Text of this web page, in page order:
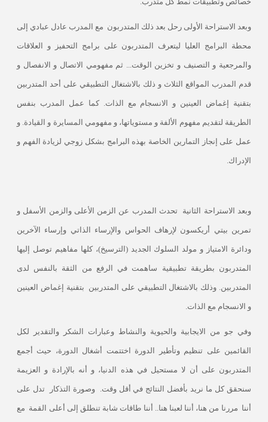
وبعد الاستراحة الأولى رحل بعد ذلك المتدربون مع المدرب عادل عبادي إلى
محطة البرامج العليا ليتعرف المتدربون على برامج التحفيز و العلاقات
والمرجعية و التصنيف و تخزين الوقت... ثم مفهومي الاتصال و الانفصال و
قدم المدرب المواقع الثلاث و ذلك بالاشتغال التطبيقي على أحد المتدربين
بتقنية إغماض العينين و الانسجام مع الذات. كما عمل المدرب بنفس
الطريقة لتقديم مفهوم الألفة و مستوياتها، و مفهومي المسايرة و القيادة. و
عمل على إنجاز التمارين الخاصة بهذه البرامج بشكل زوجي لزيادة الفهم و
الإدراك.
وبعد الاستراحة الثانية تحدث المدرب عن الزمن الأعلى والزمن الأسفل و
تمرين بيتي أريكسون لإرهاف الحواس والإرساء الذاتي وإرساء الآخرين
ودائرة الامتياز و مولد السلوك الجديد (الترسيخ)، كلها مفاهيم توصل إليها
المتدربون بطريقة تطبيقية ساهمت في الرفع من الثقة بالنفس لدى
المتدربين. وذلك بالاشتغال التطبيقي على المتدربين بتقنية إغماض العينين
و الانسجام مع الذات.
وفي جو من الايجابية والحيوية والنشاط وعبارات الشكر والتقدير لكل
القائمين على تنظيم وتأطير الدورة اختتمت أشغال الدورة، حيث أجمع
المتدربون على أن لا مستحيل في هذه الدنيا، و أنه بالإرادة و العزيمة
سنحقق كل ما نريد بأفضل النتائج في أقل وقت. وصورة التذكار تدل على
أننا مررنا من هنا، أننا لعبنا هنا.. أننا طاقات شابة تنطلق إلى أعلى القمة مع